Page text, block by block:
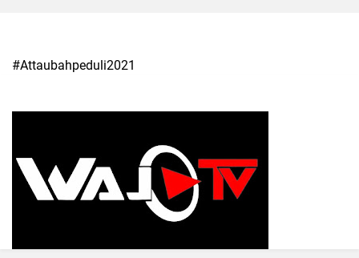
#Attaubahpeduli2021